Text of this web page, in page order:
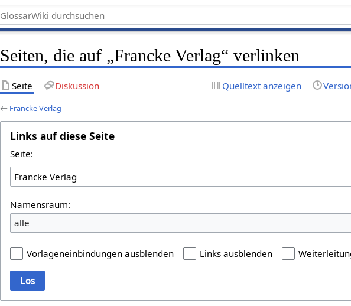
Seiten, die auf „Francke Verlag“ verlinken
Seite Diskussion Quelltext anzeigen
← Francke Verlag
Links auf diese Seite
Seite:
Namensraum:
alle
Vorlageneinbindungen ausblenden Links ausblenden
Los